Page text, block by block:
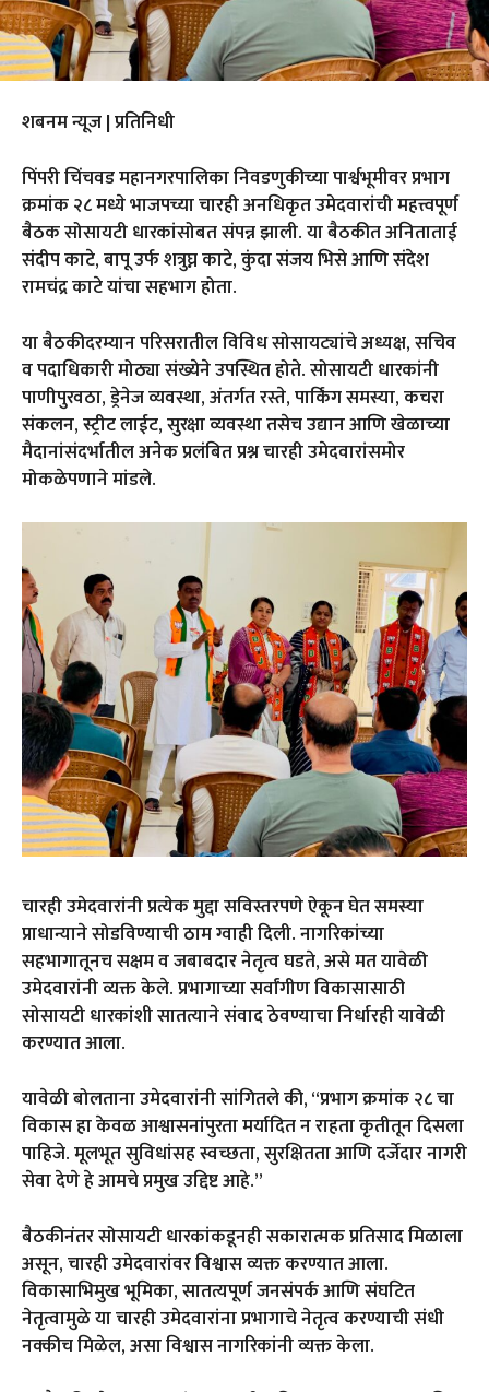
शबनम न्यूज | प्रतिनिधी
पिंपरी चिंचवड महानगरपालिका निवडणुकीच्या पार्श्वभूमीवर प्रभाग
क्रमांक २८ मध्ये भाजपच्या चारही अनधिकृत उमेदवारांची महत्त्वपूर्ण
बैठक सोसायटी धारकांसोबत संपन्न झाली. या बैठकीत अनिताताई
संदीप काटे, बापू उर्फ शत्रुघ्न काटे, कुंदा संजय भिसे आणि संदेश
रामचंद्र काटे यांचा सहभाग होता.
या बैठकीदरम्यान परिसरातील विविध सोसायट्यांचे अध्यक्ष, सचिव
व पदाधिकारी मोठ्या संख्येने उपस्थित होते. सोसायटी धारकांनी
पाणीपुरवठा, ड्रेनेज व्यवस्था, अंतर्गत रस्ते, पार्किंग समस्या, कचरा
संकलन, स्ट्रीट लाईट, सुरक्षा व्यवस्था तसेच उद्यान आणि खेळाच्या
मैदानांसंदर्भातील अनेक प्रलंबित प्रश्न चारही उमेदवारांसमोर
मोकळेपणाने मांडले.
चारही उमेदवारांनी प्रत्येक मुद्दा सविस्तरपणे ऐकून घेत समस्या
प्राधान्याने सोडविण्याची ठाम ग्वाही दिली. नागरिकांच्या
सहभागातूनच सक्षम व जबाबदार नेतृत्व घडते, असे मत यावेळी
उमेदवारांनी व्यक्त केले. प्रभागाच्या सर्वांगीण विकासासाठी
सोसायटी धारकांशी सातत्याने संवाद ठेवण्याचा निर्धारही यावेळी
करण्यात आला.
यावेळी बोलताना उमेदवारांनी सांगितले की, “प्रभाग क्रमांक २८ चा
विकास हा केवळ आश्वासनांपुरता मर्यादित न राहता कृतीतून दिसला
पाहिजे. मूलभूत सुविधांसह स्वच्छता, सुरक्षितता आणि दर्जेदार नागरी
सेवा देणे हे आमचे प्रमुख उद्दिष्ट आहे.”
बैठकीनंतर सोसायटी धारकांकडूनही सकारात्मक प्रतिसाद मिळाला
असून, चारही उमेदवारांवर विश्वास व्यक्त करण्यात आला.
विकासाभिमुख भूमिका, सातत्यपूर्ण जनसंपर्क आणि संघटित
नेतृत्वामुळे या चारही उमेदवारांना प्रभागाचे नेतृत्व करण्याची संधी
नक्कीच मिळेल, असा विश्वास नागरिकांनी व्यक्त केला.